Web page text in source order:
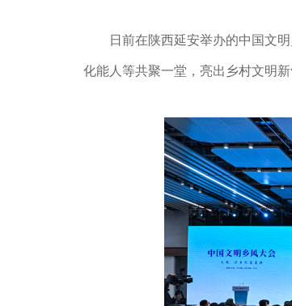
日前在陕西延安举办的中国文
化能人等共聚一堂，亮出乡村文明